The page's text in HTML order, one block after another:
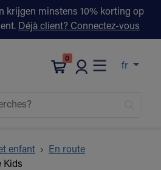
krijgen minstens 10% korting op
Déjà client? Connectez-vous
0
fr
enfant
En route
Kids